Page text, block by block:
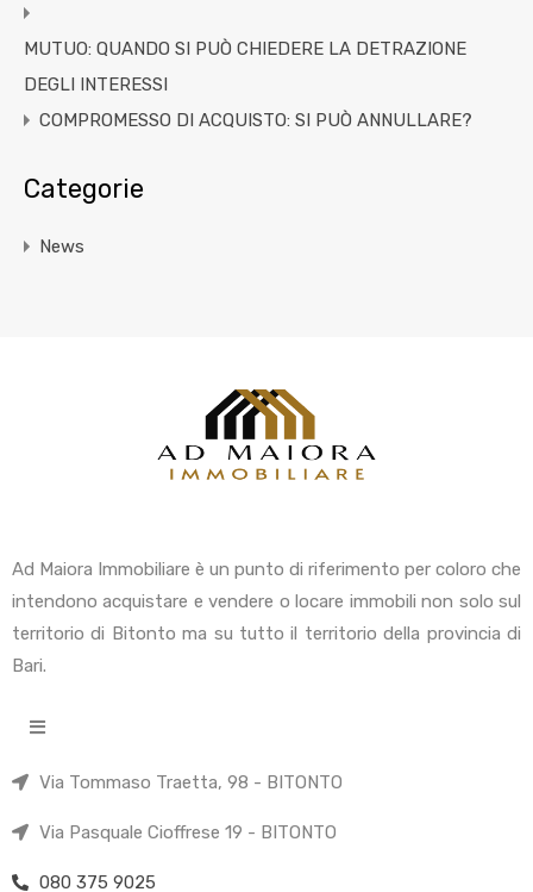
MUTUO: QUANDO SI PUÒ CHIEDERE LA DETRAZIONE
DEGLI INTERESSI
COMPROMESSO DI ACQUISTO: SI PUÒ ANNULLARE?
Categorie
News
Ad Maiora Immobiliare è un punto di riferimento per coloro che
intendono acquistare e vendere o locare immobili non solo sul
territorio di Bitonto ma su tutto il territorio della provincia di
Bari.
Via Tommaso Traetta, 98 - BITONTO
Via Pasquale Cioffrese 19 - BITONTO
080 375 9025